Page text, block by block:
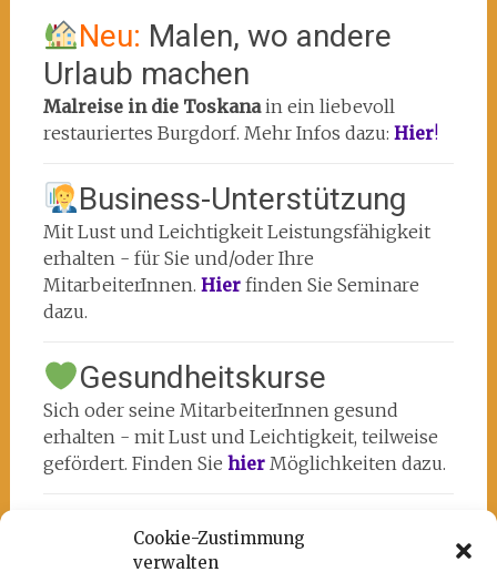
Cookie-Zustimmung
verwalten
Neu: Malen, wo andere
Urlaub machen
Malreise in die Toskanain ein liebevoll
restauriertes Burgdorf. Mehr Infos dazu: Hier!
Business-Unterstützung
Mit Lust und Leichtigkeit Leistungsfähigkeit
erhalten - für Sie und/oder Ihre
MitarbeiterInnen. Hier finden Sie Seminare
dazu.
Gesundheitskurse
Sich oder seine MitarbeiterInnen gesund
erhalten - mit Lust und Leichtigkeit, teilweise
gefördert. Finden Sie hier Möglichkeiten dazu.